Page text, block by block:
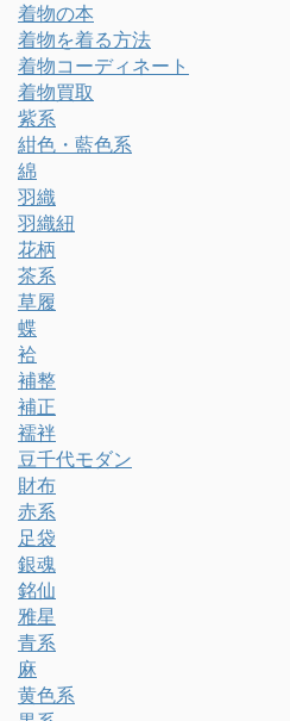
着物の本
着物を着る方法
着物コーディネート
着物買取
紫系
紺色・藍色系
綿
羽織
羽織紐
花柄
茶系
草履
蝶
袷
補整
補正
襦袢
豆千代モダン
財布
赤系
足袋
銀魂
銘仙
雅星
青系
麻
黄色系